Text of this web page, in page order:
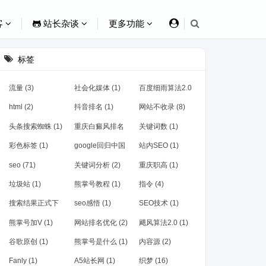
站长杂谈 更多功能
标签
流量 (3) 社会化媒体 (1) 百度细雨算法2.0
(1)
html (2) 抖音排名 (1) 网站不收录 (8)
头条搜索蜘蛛 (1) 重庆白癜风排名
(1)
关键词数 (1)
彩色标签 (1) google回归中国
(1)
站内SEO (1)
seo (71) 关键词分析 (2) 重庆职高 (1)
垃圾站 (1) 熊掌号教程 (1) 指令 (4)
搜索结果正式下
线 (1)
seo感悟 (1) SEO技术 (1)
熊掌号加V (1) 网站排名优化 (2) 飓风算法2.0 (1)
谷歌原创 (1) 熊掌号是什么 (1) 内容源 (2)
Fanly (1) A5站长网 (1) 织梦 (16)